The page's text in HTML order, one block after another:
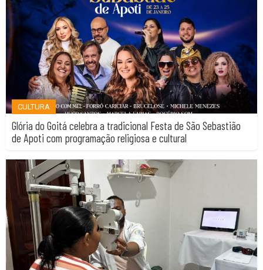
CULTURA
Glória do Goitá celebra a tradicional Festa de São Sebastião
de Apoti com programação religiosa e cultural